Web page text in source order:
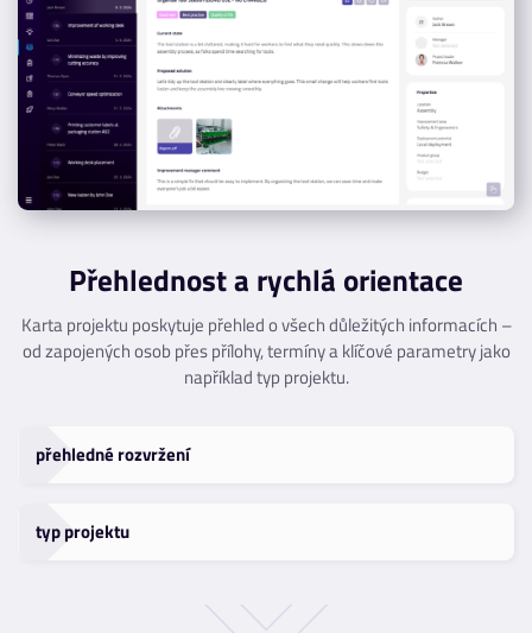
Přehlednost a rychlá orientace
Karta projektu poskytuje přehled o všech důležitých informacích –
od zapojených osob přes přílohy, termíny a klíčové parametry jako
například typ projektu.
přehledné rozvržení
typ projektu